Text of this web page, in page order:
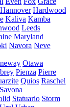
Hannover Hardwood
Kaliva Kamba
Leeds
Maryland
Navora Neve
Otawa
Pienza Pierre
Quios Raschel
Savona
Statuario Storm